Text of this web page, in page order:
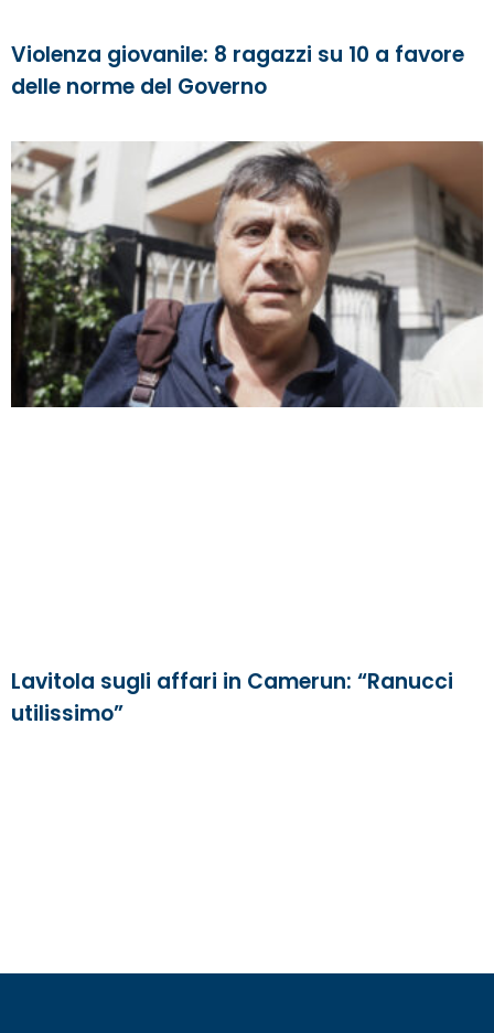
Violenza giovanile: 8 ragazzi su 10 a favore
delle norme del Governo
Lavitola sugli affari in Camerun: “Ranucci
utilissimo”